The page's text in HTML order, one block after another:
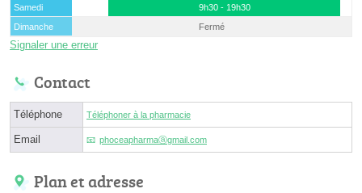
Samedi
9h30 - 19h30
Dimanche
Fermé
Signaler une erreur
Contact
Téléphone Téléphoner à la pharmacie
Email phoceapharmaⓐgmail.com
Plan et adresse